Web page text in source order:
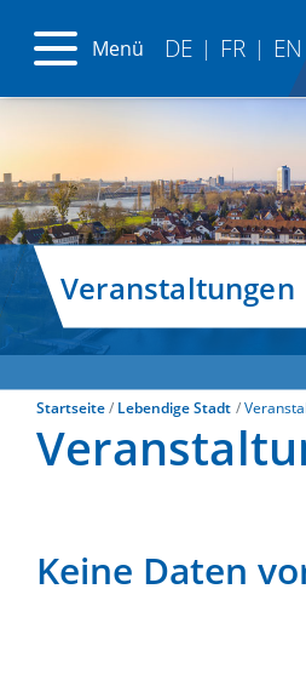
Menü DE | FR | EN
Veranstaltungen
Startseite Lebendige Stadt
Keine Daten